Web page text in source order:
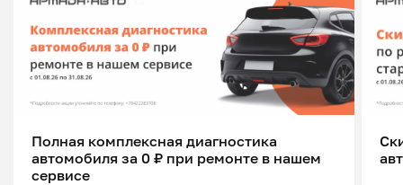
Полная комплексная диагностика
автомобиля за 0 ₽ при ремонте в нашем
сервисе